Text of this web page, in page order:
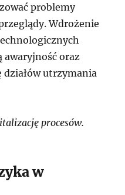
problemy
Wdrożenie
awaryjność oraz
działów utrzymania
procesów.
w